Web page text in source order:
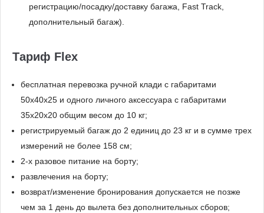
регистрацию/посадку/доставку багажа, Fast Track,
дополнительный багаж).
Тариф Flex
бесплатная перевозка ручной клади с габаритами
50x40x25 и одного личного аксессуара с габаритами
35x20x20 общим весом до 10 кг;
регистрируемый багаж до 2 единиц до 23 кг и в сумме трех
измерений не более 158 см;
2-х разовое питание на борту;
развлечения на борту;
возврат/изменение бронирования допускается не позже
чем за 1 день до вылета без дополнительных сборов;